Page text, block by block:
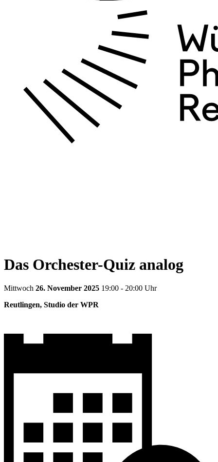
Das Orchester-Quiz analog
Mittwoch 26. November 2025 19:00 - 20:00 Uhr
Reutlingen, Studio der WPR